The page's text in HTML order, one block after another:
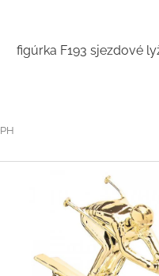
figúrka F193 sjezdové